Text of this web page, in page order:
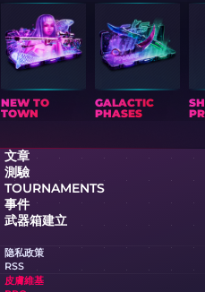
NEW TO
TOWN
GALACTIC
PHASES
文章
測驗
TOURNAMENTS
事件
武器箱建立
隐私政策
RSS
皮膚維基